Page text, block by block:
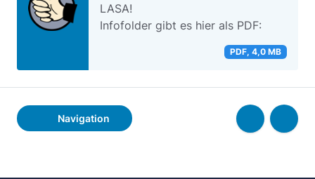
LASA!
Infofolder gibt es hier als PDF:
PDF, 4,0 MB
Navigation